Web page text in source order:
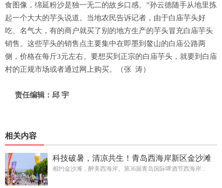
食图像，绵延粉沙是独一无二的故乡口感。”孙云德随手从地里拣
起一个大大的芋头说道。当地农民告诉记者，由于白庙芋头好
吃、名气大，有的商户就买了别的地方生产的芋头冒充白庙芋头
销售。这些芋头的销售点主要集中在即墨到鳌山的白庙公路两
侧，价格在每斤3元左右。要想买到正宗的白庙芋头，就要到白庙
村的正规市场或者通过网上购买。（张 涛）
责任编辑：邱 宇
相关内容
科技破暑，清凉共生！青岛西海岸新区金沙滩
啤酒城以“千瓶啤酒墙”硬核出圈
相约金沙滩，醉美西海岸。第36届青岛国际啤酒节西海岸...